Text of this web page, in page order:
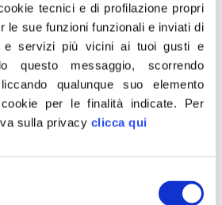
tecnici e di profilazione propri
le sue funzioni funzionali e inviati di
e servizi più vicini ai tuoi gusti e
questo messaggio, scorrendo
qualunque suo elemento
per le finalità indicate. Per
sulla privacy clicca qui
Nazione. Gli anziani, infatti,
stesso della società e prendersi
la loro marginalizzazione,
di tutti noi. Il governo Meloni ha
questo impegno e lavorerà
concreta attuazione a questa
il senatore di Fratelli d’Italia